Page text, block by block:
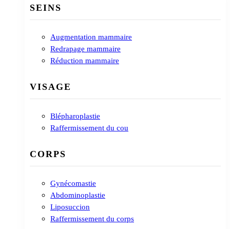
SEINS
Augmentation mammaire
Redrapage mammaire
Réduction mammaire
VISAGE
Blépharoplastie
Raffermissement du cou
CORPS
Gynécomastie
Abdominoplastie
Liposuccion
Raffermissement du corps